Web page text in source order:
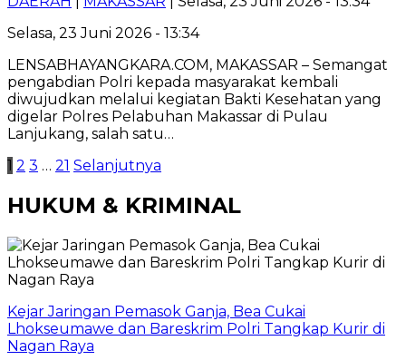
Selasa, 23 Juni 2026 - 13:34
LENSABHAYANGKARA.COM, MAKASSAR – Semangat
pengabdian Polri kepada masyarakat kembali
diwujudkan melalui kegiatan Bakti Kesehatan yang
digelar Polres Pelabuhan Makassar di Pulau
Lanjukang, salah satu…
Paginasi
pos
1 2 3 … 21 Selanjutnya
HUKUM & KRIMINAL
Kejar Jaringan Pemasok Ganja, Bea Cukai
Lhokseumawe dan Bareskrim Polri Tangkap Kurir di
Nagan Raya